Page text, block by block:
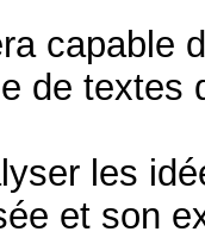
capable
de textes
les
et son